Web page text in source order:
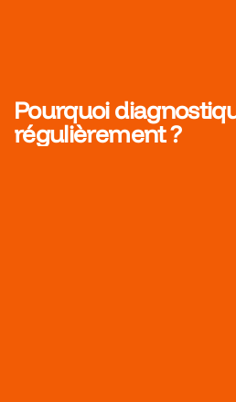
Pourquoi
régulièrement ?